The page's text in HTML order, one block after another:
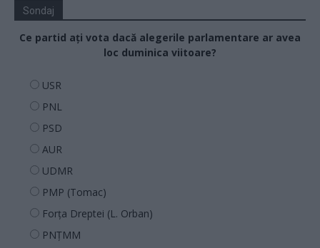
Sondaj
Ce partid ați vota dacă alegerile parlamentare ar avea
loc duminica viitoare?
USR
PNL
PSD
AUR
UDMR
PMP (Tomac)
Forța Dreptei (L. Orban)
PNȚMM